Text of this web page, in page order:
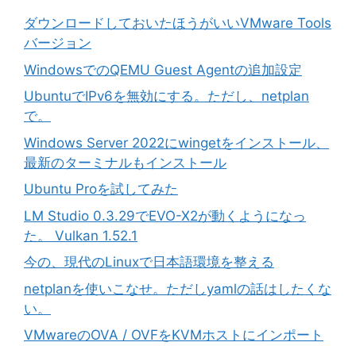
ダウンロードしておいたほうがいいVMware Tools
バージョン
WindowsでのQEMU Guest Agentの追加設定
UbuntuでIPv6を無効にする。ただし、netplan
で。
Windows Server 2022にwingetをインストール、
最新のターミナルもインストール
Ubuntu Proを試してみた
LM Studio 0.3.29でEVO-X2が動くようになっ
た。 Vulkan 1.52.1
今の、現代のLinuxで日本語環境を整える
netplanを使いこなせ。ただしyamlの話はしたくな
い。
VMwareのOVA / OVFをKVMホストにインポート